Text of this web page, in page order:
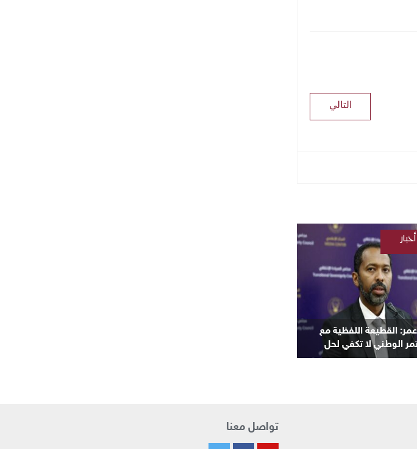
التالي
عمر: القطيعة اللفظية مع
الوطني لا تكفي لحل
أخبار
تواصل معنا